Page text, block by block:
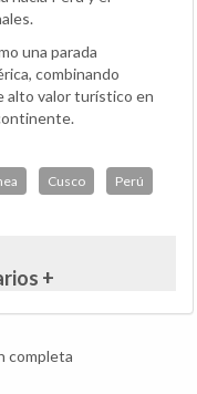
una parada
combinando
alto valor turístico en
Cusco Perú
+
completa